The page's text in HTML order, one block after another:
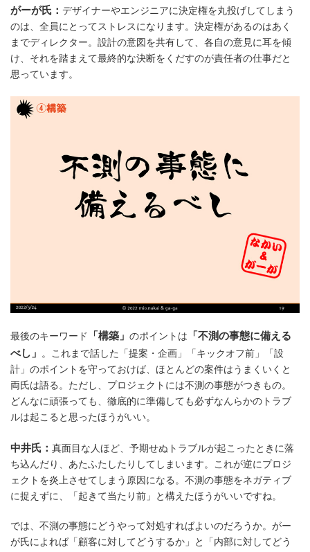
がーが氏： デザイナーやエンジニアに決定権を丸投げしてしまう
のは、全員にとってストレスになります。決定権があるのはあく
までディレクター。設計の意図を共有して、各自の意見に耳を傾
け、それを踏まえて最終的な決断をくだすのが責任者の仕事だと
思っています。
最後のキーワード 「構築」 のポイントは 「不測の事態に備える
べし」 。これまで話した「提案・企画」「キックオフ前」「設
計」のポイントを守っておけば、ほとんどの案件はうまくいくと
両氏は語る。ただし、プロジェクトには不測の事態がつきもの。
どんなに頑張っても、徹底的に準備しても必ずなんらかのトラブ
ルは起こると思ったほうがいい。
中井氏： 真面目な人ほど、予期せぬトラブルが起こったときに落
ち込んだり、あたふたしたりしてしまいます。これが逆にプロジ
ェクトを炎上させてしまう原因になる。不測の事態をネガティブ
に捉えずに、「起きて当たり前」と構えたほうがいいですね。
では、不測の事態にどうやって対処すればよいのだろうか。がー
が氏によれば「顧客に対してどうするか」と「内部に対してどう